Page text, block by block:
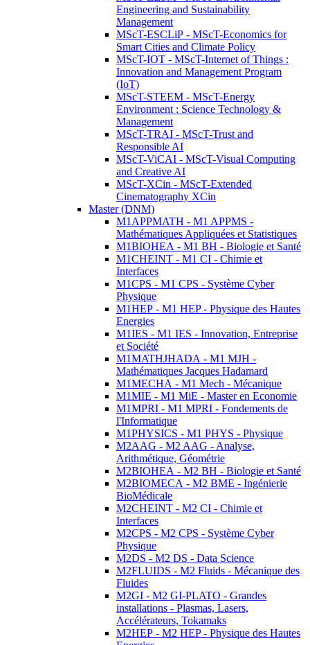
Engineering and Sustainability
Management
MScT-ESCLiP - MScT-Economics for
Smart Cities and Climate Policy
MScT-IOT - MScT-Internet of Things :
Innovation and Management Program
(IoT)
MScT-STEEM - MScT-Energy
Environment : Science Technology &
Management
MScT-TRAI - MScT-Trust and
Responsible AI
MScT-ViCAI - MScT-Visual Computing
and Creative AI
MScT-XCin - MScT-Extended
Cinematography XCin
Master (DNM)
M1APPMATH - M1 APPMS -
Mathématiques Appliquées et Statistiques
M1BIOHEA - M1 BH - Biologie et Santé
M1CHEINT - M1 CI - Chimie et
Interfaces
M1CPS - M1 CPS - Système Cyber
Physique
M1HEP - M1 HEP - Physique des Hautes
Energies
M1IES - M1 IES - Innovation, Entreprise
et Société
M1MATHJHADA - M1 MJH -
Mathématiques Jacques Hadamard
M1MECHA - M1 Mech - Mécanique
M1MIE - M1 MiE - Master en Economie
M1MPRI - M1 MPRI - Fondements de
l'Informatique
M1PHYSICS - M1 PHYS - Physique
M2AAG - M2 AAG - Analyse,
Arithmétique, Géométrie
M2BIOHEA - M2 BH - Biologie et Santé
M2BIOMECA - M2 BME - Ingénierie
BioMédicale
M2CHEINT - M2 CI - Chimie et
Interfaces
M2CPS - M2 CPS - Système Cyber
Physique
M2DS - M2 DS - Data Science
M2FLUIDS - M2 Fluids - Mécanique des
Fluides
M2GI - M2 GI-PLATO - Grandes
installations - Plasmas, Lasers,
Accélérateurs, Tokamaks
M2HEP - M2 HEP - Physique des Hautes